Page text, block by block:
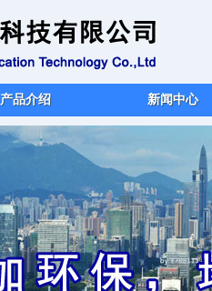
产品介绍 新闻中心